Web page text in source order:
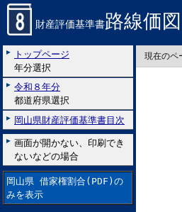
財産評価基準書路線価
トップページ
年分選択
令和８年分
都道府県選択
岡山県財産評価基準書目次
画面が開かない、印刷でき
ないなどの場合
岡山県 借家権割合(PDF)の
みを表示
現在のペ